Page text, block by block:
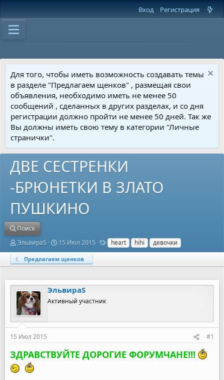
Вход Регистрация
Для того, чтобы иметь возможность создавать темы
в разделе "Предлагаем щенков" , размещая свои
объявления, необходимо иметь не менее 50
сообщений , сделанных в других разделах, и со дня
регистрации должно пройти не менее 50 дней. Так же
Вы должны иметь свою тему в категории "Личные
странички".
ДВЕ СЕСТРЕНКИ
-БРЮНЕТКИ В ЗЛАТО
ПУШКИНО
Поиск
А
т
о
т
е
м
ы
ЭльвираS
Д
т
а
а
ч
л
15 Июл 2015
Т
е
и
heart hihi девочки
Предлагаем щенков
ЭльвираS
Активный участник
15 Июл 2015 #1
ЗДРАВСТВУЙТЕ ДОРОГИЕ ФОРУМЧАНЕ!!!